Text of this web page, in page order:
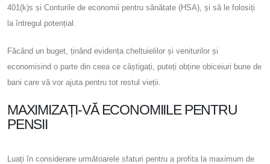
401(k)s și Conturile de economii pentru sănătate (HSA), și să le folosiți
la întregul potențial.
Făcând un buget, ținând evidența cheltuielilor și veniturilor și
economisind o parte din ceea ce câștigați, puteți obține obiceiuri bune de
bani care vă vor ajuta pentru tot restul vieții.
MAXIMIZAȚI-VĂ ECONOMIILE PENTRU
PENSII
Luați în considerare următoarele sfaturi pentru a profita la maximum de